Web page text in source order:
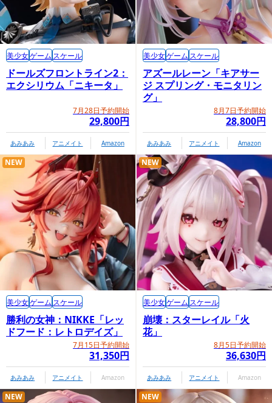
ドールズフロントライン2：
エクシリウム「ニキータ」
7月28日予約開始
29,800円
美少女ゲーム スケール
あみあみ アニメイト Amazon
アズールレーン「キアサー
ジ スプリング・モニタリン
グ」
8月7日予約開始
28,800円
美少女ゲーム スケール
あみあみ アニメイト Amazon
勝利の女神：NIKKE「レッ
ドフード：レトロデイズ」
7月15日予約開始
31,350円
NEW
美少女ゲーム スケール
あみあみ アニメイト Amazon
崩壊：スターレイル「火
花」
8月5日予約開始
36,630円
NEW
美少女ゲーム スケール
あみあみ アニメイト Amazon
NEW NEW